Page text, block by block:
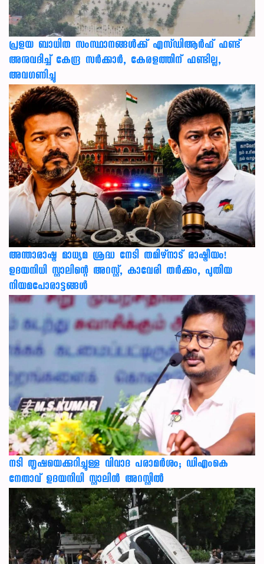
പ്രളയ ബാധിത സംസ്ഥാനങ്ങൾക്ക് എസ്ഡിആർഫ് ഫണ്ട്
അനുവദിച്ച് കേന്ദ്ര സര്‍ക്കാര്‍, കേരളത്തിന് ഫണ്ടില്ല,
അവഗണിച്ചു
അന്താരാഷ്ട്ര മാധ്യമ ശ്രദ്ധ നേടി തമിഴ്‌നാട് രാഷ്ട്രീയം!
ഉദയനിധി സ്റ്റാലിന്റെ അറസ്റ്റ്, കാവേരി തർക്കം, പുതിയ
നിയമപോരാട്ടങ്ങൾ
നടി തൃഷയെക്കുറിച്ചുള്ള വിവാദ പരാമർശം; ഡിഎംകെ
നേതാവ് ഉദയനിധി സ്റ്റാലിൻ അറസ്റ്റിൽ